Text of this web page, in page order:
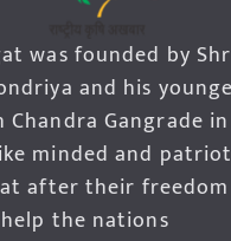
was founded by
and his
Chandra Gangrade
minded and
after their
the nations